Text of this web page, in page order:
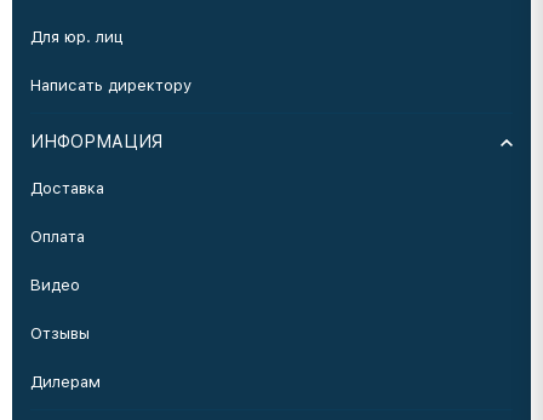
Для юр. лиц
Написать директору
ИНФОРМАЦИЯ
Доставка
Оплата
Видео
Отзывы
Дилерам